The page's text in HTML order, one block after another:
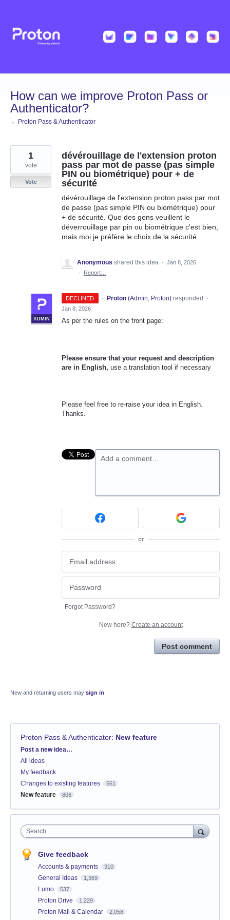
content
How can we improve Proton Pass or
Authenticator?
← Proton Pass & Authenticator
dévérouillage de l'extension proton
pass par mot de passe (pas simple
PIN ou biométrique) pour + de
sécurité
dévérouillage de l'extension proton pass par mot
de passe (pas simple PIN ou biométrique) pour
+ de sécurité. Que des gens veuillent le
déverrouillage par pin ou biométrique c'est bien,
mais moi je préfère le choix de la sécurité.
1
vote
Vote
Anonymous shared this idea · Jan 8, 2026
·
Report…
DECLINED ·
ADMIN
Proton (Admin, Proton)responded
·
Jan 8, 2026
As per the rules on the front page:
Please ensure that your request and description
are in English, use a translation tool if necessary
Please feel free to re-raise your idea in English.
Thanks.
Add a comment…
or
Forgot Password?
New here? Create an account
Post comment
New and returning users may sign in
Proton Pass & Authenticator: New feature
Categories
Post a new idea…
All ideas
My feedback
Changes to existing features
561
New feature 806
Search
Give feedback
Accounts & payments 310
General Ideas 1,369
Lumo 537
Proton Drive 1,229
Proton Mail & Calendar 2,058